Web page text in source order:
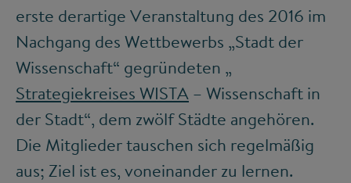
erste derartige Veranstaltung des 2016 im
Nachgang des Wettbewerbs „Stadt der
Wissenschaft“ gegründeten „
Strategiekreises WISTA – Wissenschaft in
der Stadt“, dem zwölf Städte angehören.
Die Mitglieder tauschen sich regelmäßig
aus; Ziel ist es, voneinander zu lernen.